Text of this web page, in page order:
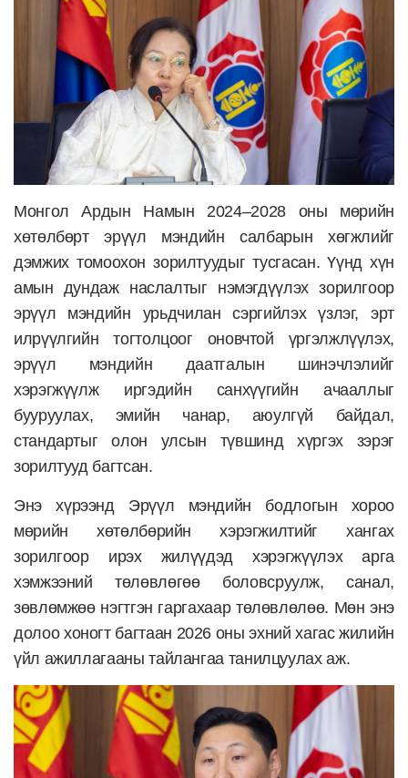
Монгол Ардын Намын 2024–2028 оны мөрийн
хөтөлбөрт эрүүл мэндийн салбарын хөгжлийг
дэмжих томоохон зорилтуудыг тусгасан. Үүнд хүн
амын дундаж наслалтыг нэмэгдүүлэх зорилгоор
эрүүл мэндийн урьдчилан сэргийлэх үзлэг, эрт
илрүүлгийн тогтолцоог оновчтой үргэлжлүүлэх,
эрүүл мэндийн даатгалын шинэчлэлийг
хэрэгжүүлж иргэдийн санхүүгийн ачааллыг
бууруулах, эмийн чанар, аюулгүй байдал,
стандартыг олон улсын түвшинд хүргэх зэрэг
зорилтууд багтсан.
Энэ хүрээнд Эрүүл мэндийн бодлогын хороо
мөрийн хөтөлбөрийн хэрэгжилтийг хангах
зорилгоор ирэх жилүүдэд хэрэгжүүлэх арга
хэмжээний төлөвлөгөө боловсруулж, санал,
зөвлөмжөө нэгтгэн гаргахаар төлөвлөлөө. Мөн энэ
долоо хоногт багтаан 2026 оны эхний хагас жилийн
үйл ажиллагааны тайлангаа танилцуулах аж.